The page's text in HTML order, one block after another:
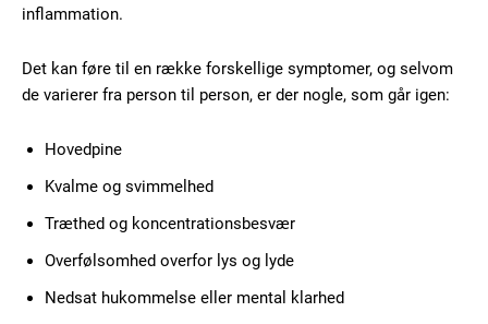
inflammation.
Det kan føre til en række forskellige symptomer, og selvom
de varierer fra person til person, er der nogle, som går igen:
Hovedpine
Kvalme og svimmelhed
Træthed og koncentrationsbesvær
Overfølsomhed overfor lys og lyde
Nedsat hukommelse eller mental klarhed